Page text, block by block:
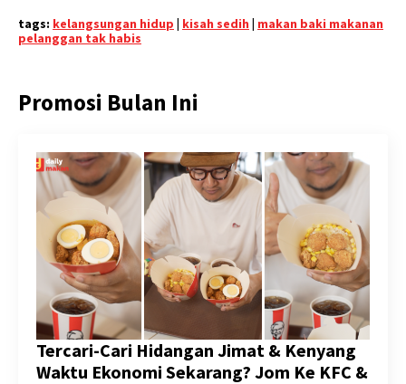
tags: kelangsungan hidup | kisah sedih | makan baki makanan
pelanggan tak habis
Promosi Bulan Ini
Tercari-Cari Hidangan Jimat & Kenyang
Waktu Ekonomi Sekarang? Jom Ke KFC &